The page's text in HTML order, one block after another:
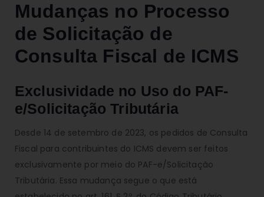
Mudanças no Processo
de Solicitação de
Consulta Fiscal de ICMS
Exclusividade no Uso do PAF-
e/Solicitação Tributária
Desde 14 de setembro de 2023, os pedidos de Consulta
Fiscal para contribuintes do ICMS devem ser feitos
exclusivamente por meio do PAF-e/Solicitação
Tributária. Essa mudança segue o que está